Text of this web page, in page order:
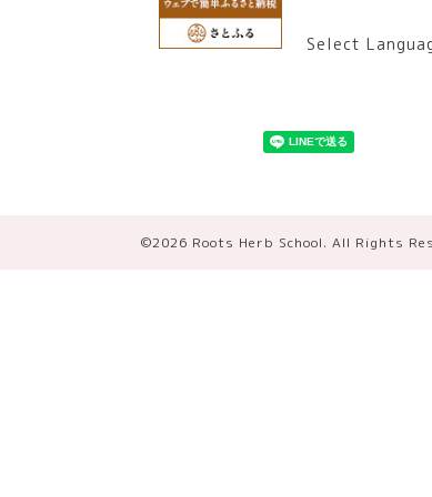
Select
©2026 Roots Herb School. All Rights